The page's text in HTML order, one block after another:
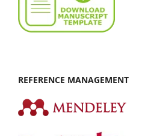
REFERENCE MANAGEMENT